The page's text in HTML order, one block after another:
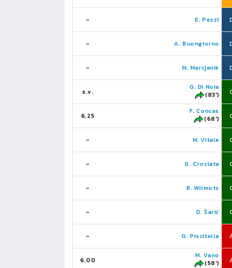
- E. Pezzi
- A. Buongiorno
- M. Marcjanik
s.v.
G. Di Noia
(83')
6,25
F. Concas
(68')
- M. Vitale
- G. Crociata
- R. Wilmots
- D. Šarić
- G. Piscitella
6,00
M. Vano
(58')